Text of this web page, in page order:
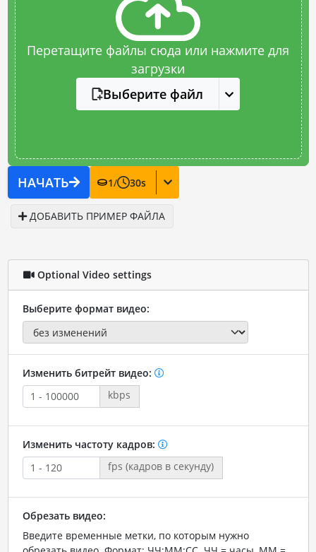
Перетащите файлы сюда или нажмите для
загрузки
Выберите файл
НАЧАТЬ 1/ 30s
ДОБАВИТЬ ПРИМЕР ФАЙЛА
Optional Video settings
Выберите формат видео:
Изменить битрейт видео:
kbps
Изменить частоту кадров:
fps (кадров в секунду)
Обрезать видео:
Введите временные метки, по которым нужно